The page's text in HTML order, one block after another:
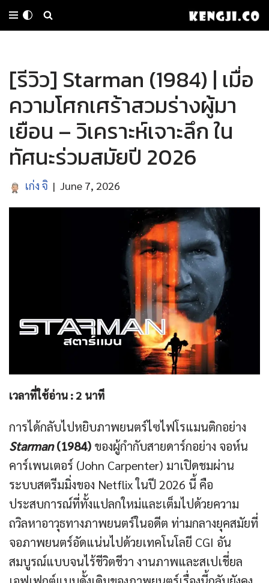
Skip
content
[รีวิว] Starman (1984) | เมื่อ
ความโศกเศร้าสวมร่างผู้มา
เยือน – วิเคราะห์เจาะลึก ใน
ทัศนะร่วมสมัยปี 2026
เก่ง จิ June 7, 2026
เวลาที่ใช้อ่าน :2 นาที
การได้กลับไปหยิบภาพยนตร์ไซไฟโรแมนติกอย่าง
Starman(1984) ของผู้กำกับสายดาร์กอย่าง จอห์น
คาร์เพนเตอร์ (John Carpenter) มาเปิดชมผ่าน
ระบบสตรีมมิ่งของ Netflix ในปี 2026 นี้ คือ
ประสบการณ์ที่ทั้งแปลกใหม่และเต็มไปด้วยความ
ถวิลหาอาวุธทางภาพยนตร์ในอดีต ท่ามกลางยุคสมัยที่
จอภาพยนตร์อัดแน่นไปด้วยเทคโนโลยี CGI อัน
สมบูรณ์แบบจนไร้ชีวิตชีวา งานภาพและสเปเชี่ยล